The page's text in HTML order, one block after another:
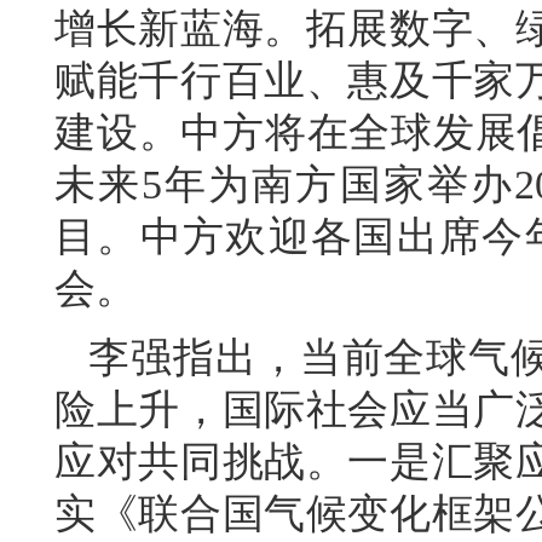
增长新蓝海。拓展数字、
赋能千行百业、惠及千家
建设。中方将在全球发展
未来5年为南方国家举办
目。中方欢迎各国出席
会。
李强指出，当前全球气
险上升，国际社会应当广
应对共同挑战。一是汇聚
实《联合国气候变化框架